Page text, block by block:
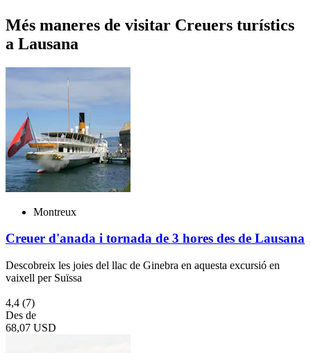
Més maneres de visitar Creuers turístics
a Lausana
Montreux
Creuer d'anada i tornada de 3 hores des de Lausana
Descobreix les joies del llac de Ginebra en aquesta excursió en
vaixell per Suïssa
4,4 (7)
Des de
68,07 USD